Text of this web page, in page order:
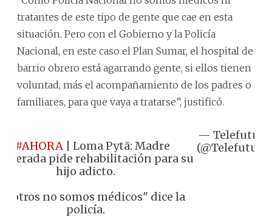
tratantes de este tipo de gente que cae en esta
situación. Pero con el Gobierno y la Policía
Nacional, en este caso el Plan Sumar, el hospital de
barrio obrero está agarrando gente, si ellos tienen
voluntad, más el acompañamiento de los padres o
familiares, para que vaya a tratarse”, justificó.
#AHORA| Loma Pytã: Madre
pide rehabilitación para su
hijo adicto.
no somos médicos" dice la
policía.
— Telefuturo
(@Telefuturo)